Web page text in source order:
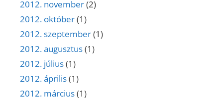
2012. november(2)
2012. október(1)
2012. szeptember(1)
2012. augusztus(1)
2012. július(1)
2012. április(1)
2012. március(1)